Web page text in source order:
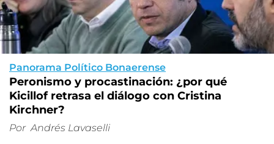
Panorama Político Bonaerense
Peronismo y procastinación: ¿por qué
Kicillof retrasa el diálogo con Cristina
Kirchner?
Por Andrés Lavaselli